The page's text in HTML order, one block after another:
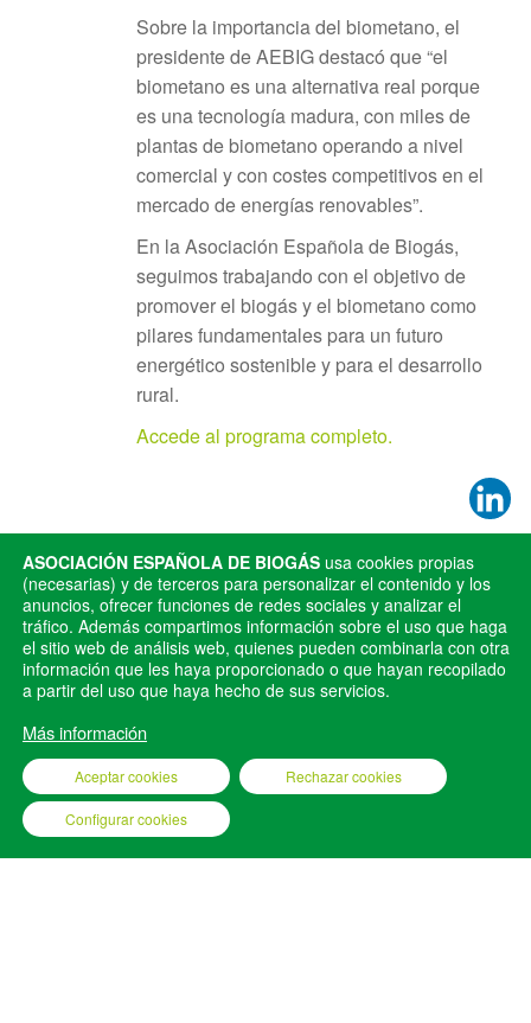
Sobre la importancia del biometano, el
presidente de AEBIG destacó que “el
biometano es una alternativa real porque
es una tecnología madura, con miles de
plantas de biometano operando a nivel
comercial y con costes competitivos en el
mercado de energías renovables”.
En la Asociación Española de Biogás,
seguimos trabajando con el objetivo de
promover el biogás y el biometano como
pilares fundamentales para un futuro
energético sostenible y para el desarrollo
rural.
Accede al programa completo.
Publicado en Noticias
ANTERIOR
AEBIG y TECNIBERIA
aúnan esfuerzos para promover
el conocimiento del biogás y
biometano
SIGUIENTE
AEBIG destaca el potencial del
biometano en el IV Foro
Económico Español de Castilla-
ASOCIACIÓN ESPAÑOLA DE BIOGÁS usa cookies propias
(necesarias) y de terceros para personalizar el contenido y los
anuncios, ofrecer funciones de redes sociales y analizar el
tráfico. Además compartimos información sobre el uso que haga
el sitio web de análisis web, quienes pueden combinarla con otra
información que les haya proporcionado o que hayan recopilado
a partir del uso que haya hecho de sus servicios.
Más información
Aceptar cookies Rechazar cookies
Configurar cookies